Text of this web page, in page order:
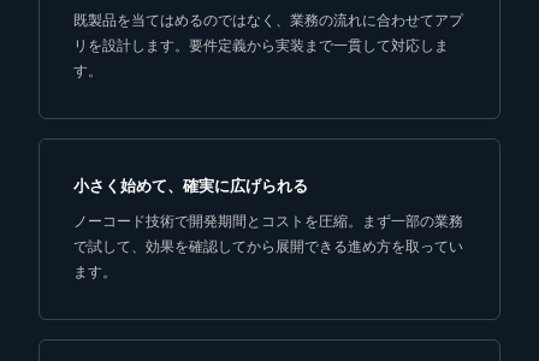
既製品を当てはめるのではなく、業務の流れに合わせてアプ
リを設計します。要件定義から実装まで一貫して対応しま
す。
小さく始めて、確実に広げられる
ノーコード技術で開発期間とコストを圧縮。まず一部の業務
で試して、効果を確認してから展開できる進め方を取ってい
ます。